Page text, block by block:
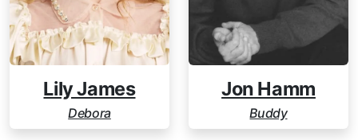
Lily James
Debora
Jon Hamm
Buddy